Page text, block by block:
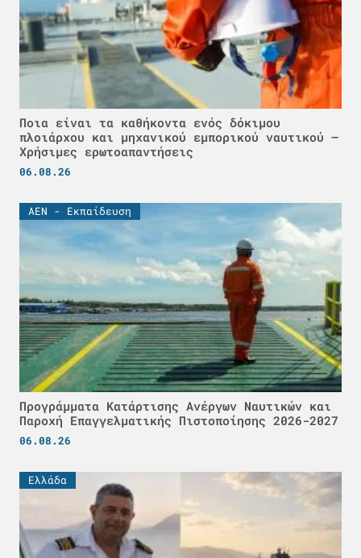
Ποια είναι τα καθήκοντα ενός δόκιμου
πλοιάρχου και μηχανικού εμπορικού ναυτικού –
Χρήσιμες ερωτοαπαντήσεις
06.08.26
ΑΕΝ - Εκπαίδευση
Προγράμματα Κατάρτισης Ανέργων Ναυτικών και
Παροχή Επαγγελματικής Πιστοποίησης 2026-2027
06.08.26
Ελλάδα